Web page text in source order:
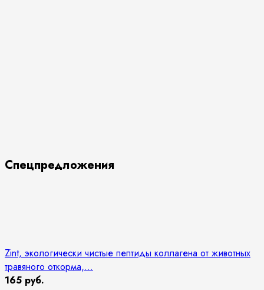
Спецпредложения
Zint, экологически чистые пептиды коллагена от животных
травяного откорма,...
165 руб.